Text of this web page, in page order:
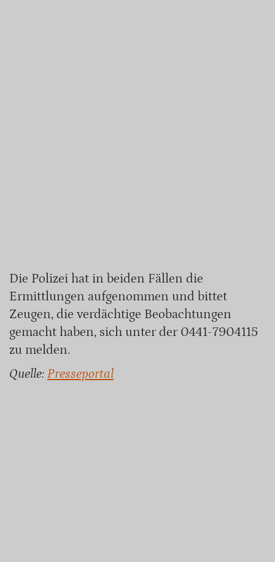
Die Polizei hat in beiden Fällen die
Ermittlungen aufgenommen und bittet
Zeugen, die verdächtige Beobachtungen
gemacht haben, sich unter der 0441-7904115
zu melden.
Quelle: Presseportal